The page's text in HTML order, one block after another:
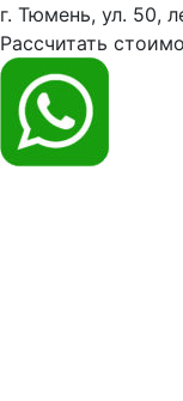
г. Тюмень, ул. 50,
Рассчитать